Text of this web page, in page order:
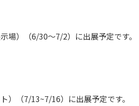
場）（6/30～7/2）に出展予定です。
）（7/13~7/16）に出展予定です。